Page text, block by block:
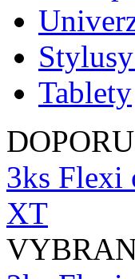
Tablety
3ks Flexi
XT